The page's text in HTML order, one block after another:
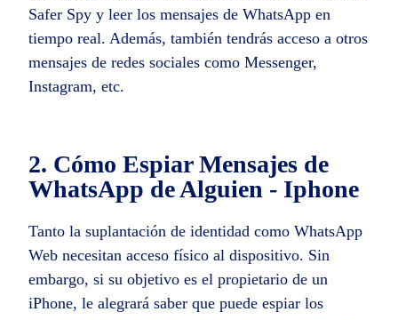
Safer Spy y leer los mensajes de WhatsApp en
tiempo real. Además, también tendrás acceso a otros
mensajes de redes sociales como Messenger,
Instagram, etc.
2. Cómo Espiar Mensajes de
WhatsApp de Alguien - Iphone
Tanto la suplantación de identidad como WhatsApp
Web necesitan acceso físico al dispositivo. Sin
embargo, si su objetivo es el propietario de un
iPhone, le alegrará saber que puede espiar los